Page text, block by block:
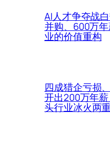
AI人才争夺战
并购、600万
业的价值重构
四成猎企亏损
开出200万年
头行业冰火两